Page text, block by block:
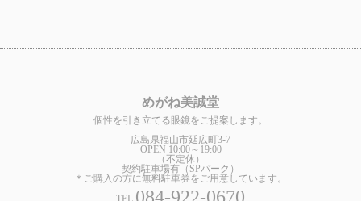
めがね美誠堂
個性を引き立てる眼鏡をご提案します。
広島県福山市延広町3-7
OPEN 10:00～19:00
（不定休）
契約駐車場有（SPパーク）
＊ご購入の方に無料駐車券をご用意しています。
084-922-0670